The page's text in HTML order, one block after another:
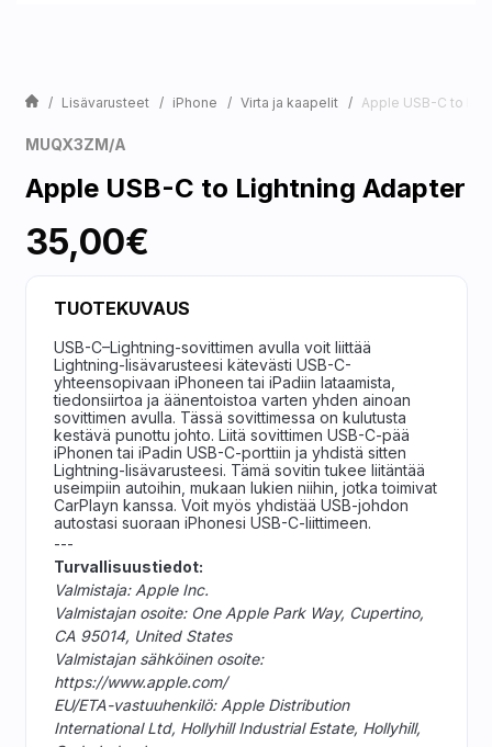
Lisävarusteet iPhone Virta ja kaapelit Apple USB-C to
MUQX3ZM/A
Apple USB-C to Lightning Adapter
35,00€
TUOTEKUVAUS
USB-C–Lightning-sovittimen avulla voit liittää
Lightning-lisä­varusteesi kätevästi USB-C-
yhteensopivaan iPhoneen tai iPadiin lataamista,
tiedonsiirtoa ja äänen­toistoa varten yhden ainoan
sovittimen avulla. Tässä sovittimessa on kulutusta
kestävä punottu johto. Liitä sovittimen USB-C-pää
iPhonen tai iPadin USB-C-porttiin ja yhdistä sitten
Lightning-lisävarusteesi. Tämä sovitin tukee liitäntää
useimpiin autoihin, mukaan lukien niihin, jotka toimivat
CarPlayn kanssa. Voit myös yhdistää USB-johdon
autostasi suoraan iPhonesi USB-C-liittimeen.
---
Turvallisuustiedot:
Valmistaja: Apple Inc.
Valmistajan osoite: One Apple Park Way, Cupertino,
CA 95014, United States
Valmistajan sähköinen osoite:
https://www.apple.com/
EU/ETA-vastuuhenkilö: Apple Distribution
International Ltd, Hollyhill Industrial Estate, Hollyhill,